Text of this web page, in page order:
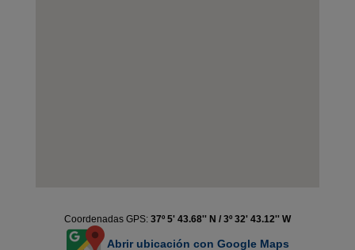
Coordenadas GPS: 37º 5' 43.68'' N / 3º 32' 43.12'' W
Abrir ubicación con Google Maps